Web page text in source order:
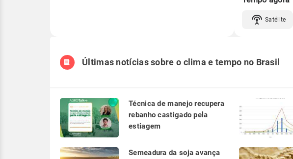
Satélite
Últimas notícias sobre o clima e tempo no Brasil
Técnica de manejo recupera
rebanho castigado pela
estiagem
Semeadura da soja avança